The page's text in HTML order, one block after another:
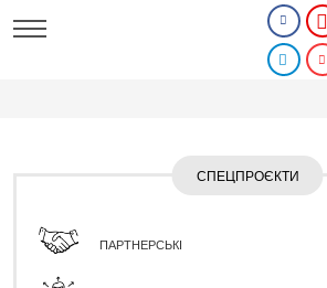
СПЕЦПРОЄКТИ
ПАРТНЕРСЬКІ